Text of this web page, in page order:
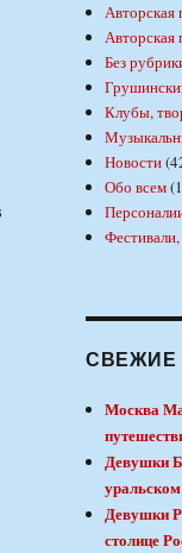
Авторская
Авторская
Без
Клубы,
Новости
Обо всем
СВЕЖИЕ
Москва
Девушки
Девушки
столице